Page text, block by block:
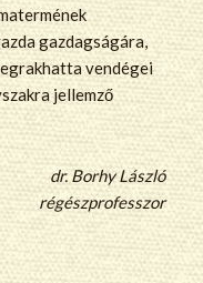
gazdagságára,
vendégei
jellemző
dr. Borhy László
régészprofesszor